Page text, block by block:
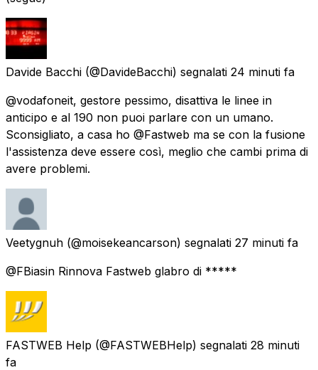
Davide Bacchi (@DavideBacchi) segnalati 24 minuti fa
@vodafoneit, gestore pessimo, disattiva le linee in
anticipo e al 190 non puoi parlare con un umano.
Sconsigliato, a casa ho @Fastweb ma se con la fusione
l'assistenza deve essere così, meglio che cambi prima di
avere problemi.
Veetygnuh (@moisekeancarson) segnalati 27 minuti fa
@FBiasin Rinnova Fastweb glabro di *****
FASTWEB Help (@FASTWEBHelp) segnalati 28 minuti
fa